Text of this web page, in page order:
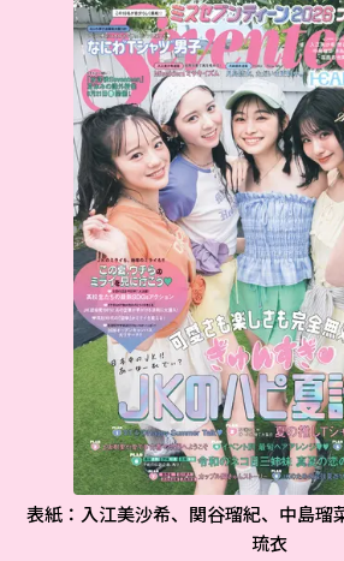
表紙：入江美沙希、関谷瑠紀、中島瑠
琉衣